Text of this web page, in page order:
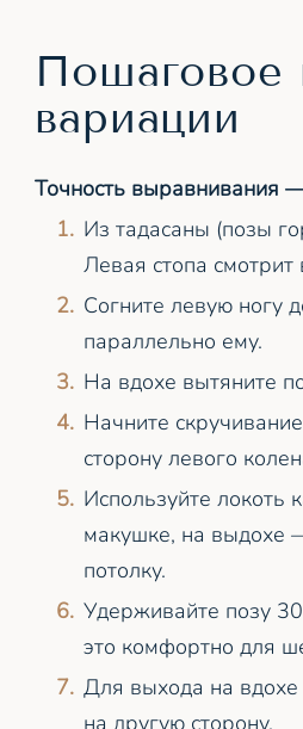
Пошаговое
вариации
Точность выравнивания
Из тадасаны (позы
Левая стопа
Согните левую ногу
параллельно ему.
На вдохе вытяните
Начните
сторону левого
Используйте локоть
макушке, на выдохе
потолку.
Удерживайте позу
это комфортно для
Для выхода на вдохе